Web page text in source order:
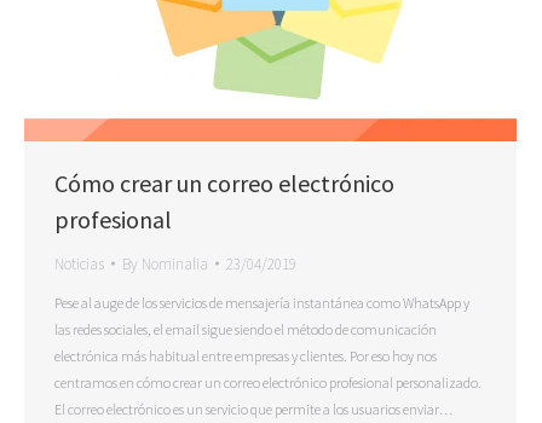
Cómo crear un correo electrónico
profesional
Noticias By Nominalia 23/04/2019
Pese al auge de los servicios de mensajería instantánea como WhatsApp y
las redes sociales, el email sigue siendo el método de comunicación
electrónica más habitual entre empresas y clientes. Por eso hoy nos
centramos en cómo crear un correo electrónico profesional personalizado.
El correo electrónico es un servicio que permite a los usuarios enviar…